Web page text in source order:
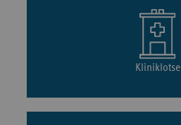
Kliniklotse